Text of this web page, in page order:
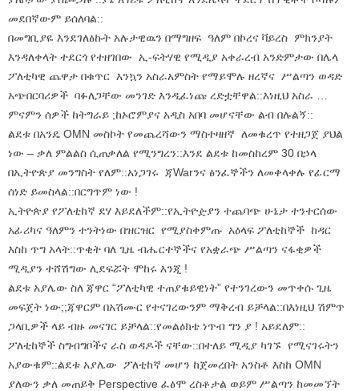
መደበኛውም ይሰለባል::
በመግቢያዬ እንደገለፅኩት አሉታዊዉን በማግዘፍ ዓለም በኮረና ቫይረስ ምክንያት
እንዳለቀላት ተደርጎ የተዘገበው ኢ-ፍትሃዊ የሚዲያ አቀራረብ አንድምታው በሌላ
ፖለቲካዊ ጨዋታ በቁጥር እንኳን አስራአምስት የማይሞሉ ዘረኛና ሥልጣን ወዳድ
አጭበርባሪዎች ባፉለጋቸው መንገድ እንዲፈነጩ ረድቷቸዋል::እነዚህ አስራ …
ምናምን ሰዎች ከትግራይ ;ከኦሮምያና አዲስ አበባ መሆናቸው ልብ በሉልኝ::
ልደቱ በአንዴ OMN መስኮት የመጨረሻውን ማስተዛዘኛ ለመቁረጥ የተዘጋጀ ያህል
ነው – ቃለ ምልልስ ሲጠቃለል የሚንግረን::እንደ ልደቱ ከመስከረም 30 በኃላ
በኢትዮጵያ መንግስት የለም::አነጋገሩ ጃWarንና ፅንፈኞችን ለመቀላቀሉ የፊርማ
ሰነድ ይመስላል::በርግጥም ነው !
ኢትዮጵያ የፖለቲከኛ ደሃ እይደለችም::የኢትዮዽያን ተጨባጭ ሁኔታ ተንተርሰው
አፊሪካና ዓለምን ተንትነው በዝርዝር የሚያስቀምጡ አዕላፍ ፖለቲከኞች ከዳር
እስከ ጥግ አላት::ጥቂት ባለ ጊዜ ብሔርተኞችና የአቋራጭ ሥልጣን ናፋቂዎች
ሚዲያን ተሸሽግው ሊደፍሯት ሞከሩ እንጂ !
ልደቱ አያሌው ስለ ጃዋር “ፖለቲካዊ ተጠያቁይዊነት” የተንገረውን መጥቀሱ ጊዜ
መፍጀት ነው;;ጃዋርም በአሽሙር የተናገረውንም ማቅረብ ይቻላል::በእነዚህ ሽምጥ
ጋላቢዎች ላይ ብዙ መናገር ይቻላል::የመልዕክቴ ነጥብ ግን ያ ! አይደለም::
ፖለቲከኞች ስግብግቦችና ራስ ወዳዶች ናቸው::በተለይ ሚዲያ ካገኙ የሚናገሩትን
አያውቁም::ልደቱ አያሌው ፖለቲከኛ መሆን ከጀመረበት አንስቶ እስከ OMN
ያለውን ቃለ መጠይቅ Perspective ፈፅሞ ረስቶታል ወይም ሥልጣን ከመመኘት